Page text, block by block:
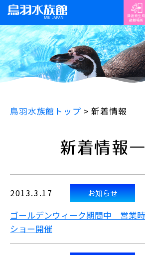
鳥羽水族館トップ >新着情報
新着情報
2013.3.17 お知らせ
ゴールデンウィーク期間中 営業
ショー開催